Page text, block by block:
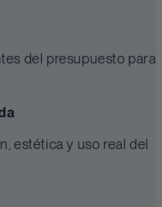
del presupuesto para
estética y uso real del